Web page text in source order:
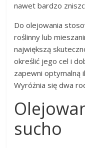
nawet bardzo
Do olejowania
roślinny lub
największą
określić jego cel i
zapewni optymalną
Wyróżnia się dwa
sucho